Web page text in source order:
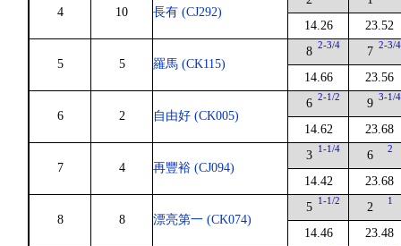
4 10 長有 (CJ292)
14.26
23.52
5 5 羅馬 (CK115)
8 2-3/4
14.66
7 2-3/4
23.56
6 2 自由好 (CK005)
6 2-1/2
14.62
9 3-1/4
23.68
7 4 再豐裕 (CJ094)
3 1-1/4
14.42
6 2
23.68
8 8 漂亮第一 (CK074)
5 1-1/2
14.46
2 1
23.48